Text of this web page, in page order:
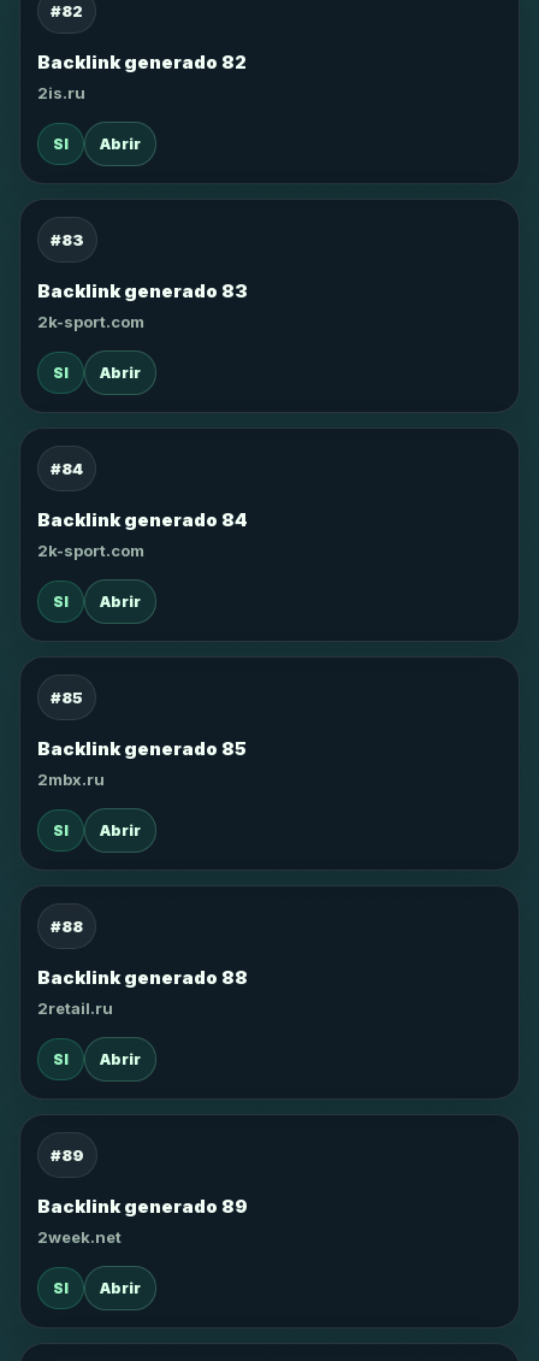
#82
Backlink generado 82
2is.ru
SI Abrir
#83
Backlink generado 83
2k-sport.com
SI Abrir
#84
Backlink generado 84
2k-sport.com
SI Abrir
#85
Backlink generado 85
2mbx.ru
SI Abrir
#88
Backlink generado 88
2retail.ru
SI Abrir
#89
Backlink generado 89
2week.net
SI Abrir